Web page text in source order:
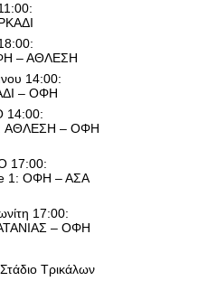
– ΑΘΛΕΣΗ
14:00:
– ΟΦΗ
14:00:
ΑΘΛΕΣΗ – ΟΦΗ
17:00:
1: ΟΦΗ – ΑΣΑ
17:00:
– ΟΦΗ
Τρικάλων